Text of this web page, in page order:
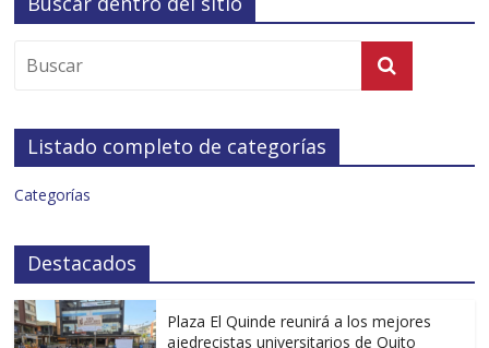
Listado completo de categorías
Categorías
Destacados
Plaza El Quinde reunirá a los mejores
ajedrecistas universitarios de Quito